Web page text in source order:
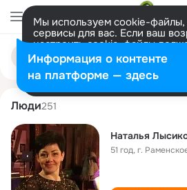
Мы используем cookie-файлы,
сервисы для вас. Если ваш
настроить cookie-файлы
представитель. Больше
Разрешить все Настроить
Поиск
людям
natalya lysikova
Люди251
Наталья
51 год,г.
Информация о контенте
на платформе — здесь